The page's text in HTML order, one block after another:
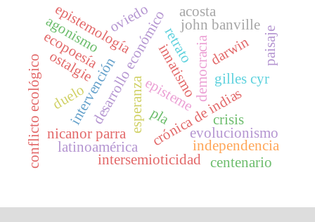
esperanzacrónica de indias
democracia
desarrollo económico gilles cyr
john banville
epistemología
episteme
innatismo darwin
oviedo
intervención
acosta
evolucionismo
nicanor parra
ecopoesía
agonismo
conflicto ecológico latinoamérica
crisis
intersemioticidad
independencia
retrato
pla
paisaje
centenario
ostalgie
duelo